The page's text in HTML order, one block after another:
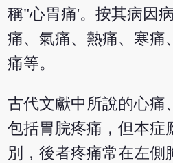
稱"心胃痛'。按其病因
痛、氣痛、熱痛、寒痛
痛等。
古代文獻中所說的心痛
包括胃脘疼痛，但本症
別，後者疼痛常在左側